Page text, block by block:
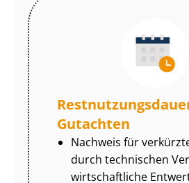
Gutachten
Nachweis für
durch technischen
wirtschaftliche